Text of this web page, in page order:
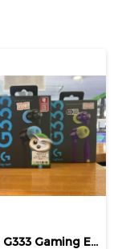
Logitech G333 Gaming Earphone HEADSET (IN-EAR) LOGITECH G333 GAMING พร้อมอะแดปเตอร์ Type C